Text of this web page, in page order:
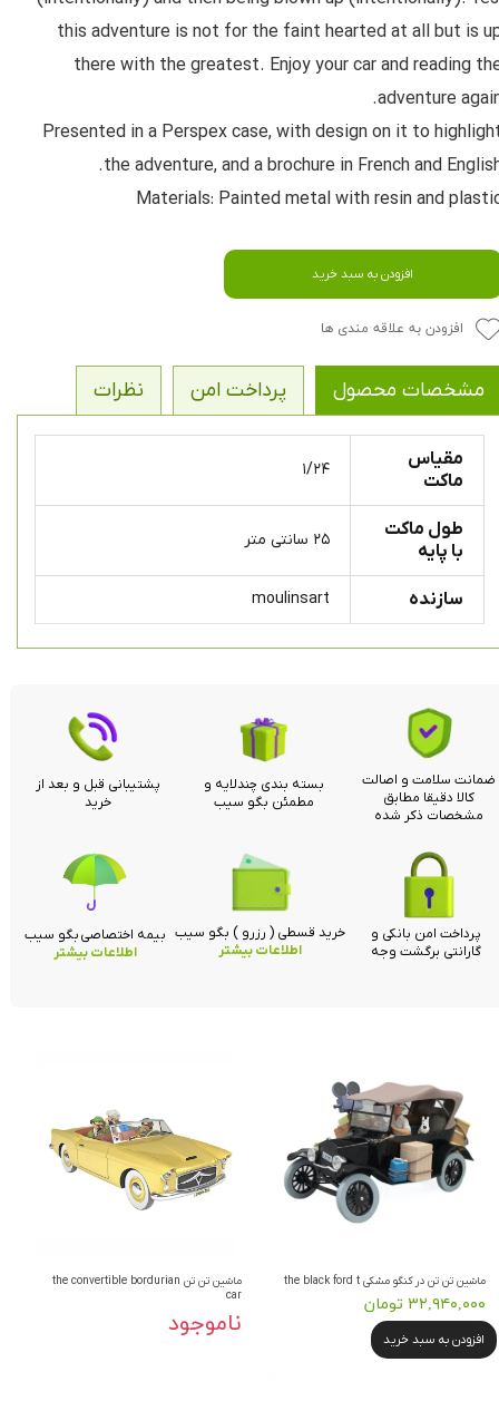
this adventure is not for the faint hearted at all but is
there with the greatest. Enjoy your car and reading
adventure
Presented in a Perspex case, with design on it to
the adventure, and a brochure in French and
Materials: Painted metal with resin and
افزودن به سبد خرید
افزودن به علاقه مندی ها
مشخصات محصول پرداخت امن نظرات
مقیاس
ماکت
۱/۲۴
طول ماکت
با پایه
۲۵ سانتی متر
سازنده moulinsart
ماشین تن تن در کنگو مشکی the black ford t
۳۲,۹۴۰,۰۰۰ تومان
افزودن به سبد خرید
ماشین تن تن the convertible bordurian
car
ناموجود
ضمانت سلامت و اصالت
کالا دقیقا مطابق
مشخصات ذکر شده
بسته بندی چندلایه و
مطمئن بگو سیب
پشتیبانی قبل و بعد از
خرید
خرید قسطی ( رزرو ) بگو سیب
اطلاعات بیشتر
پرداخت امن بانکی و
گارانتی برگشت وجه
بیمه اختصاصی بگو سیب
اطلاعات بیشتر